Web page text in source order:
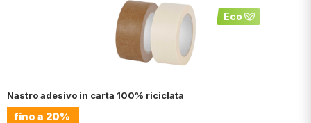
Eco
Nastro adesivo in carta 100% riciclata
fino a 20%